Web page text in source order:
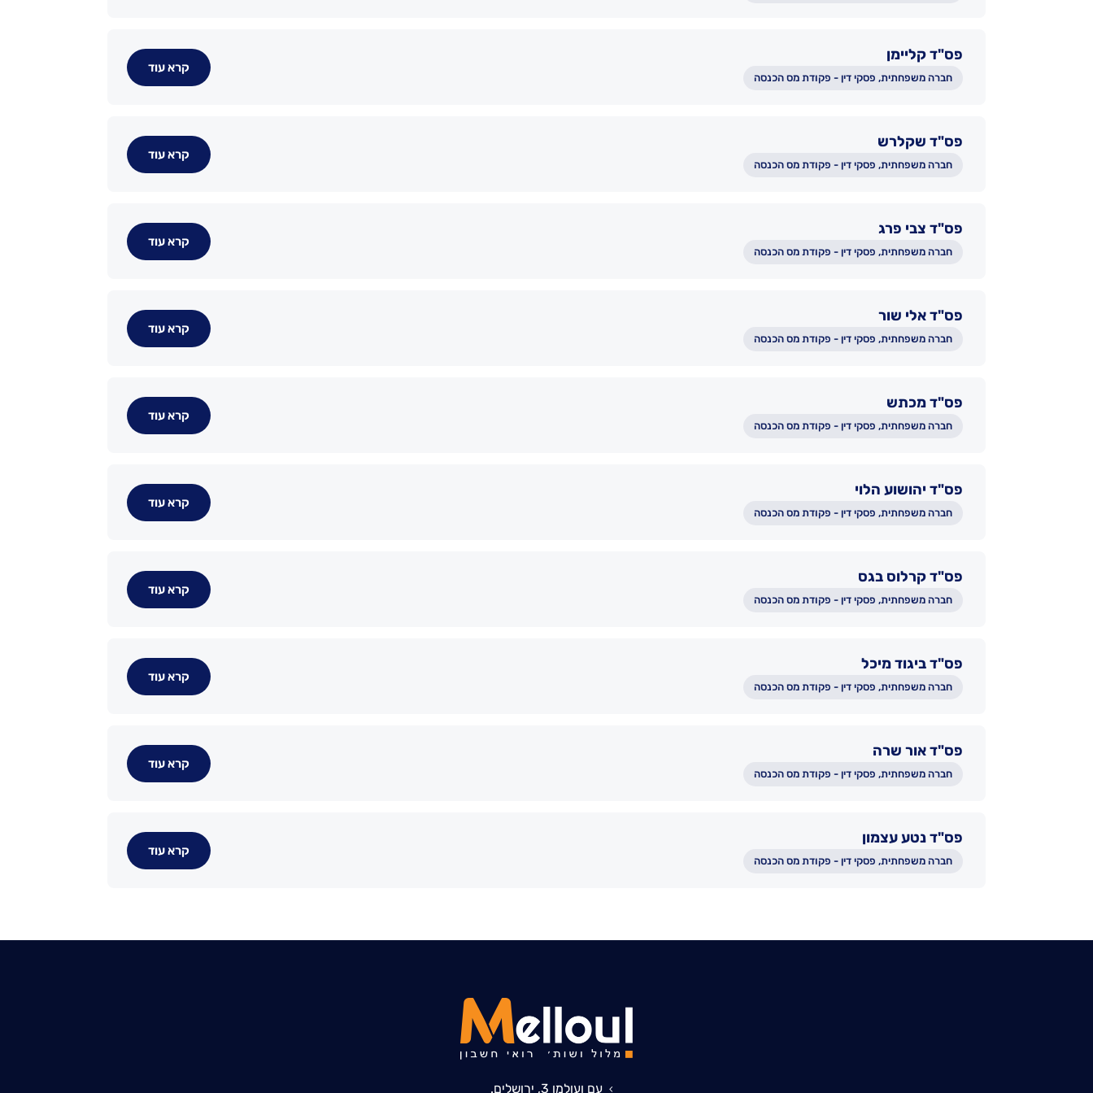
פס"ד קליימן
חברה משפחתית, פסקי דין - פקודת מס הכנסה
קרא עוד
פס"ד שקלרש
חברה משפחתית, פסקי דין - פקודת מס הכנסה
קרא עוד
פס"ד צבי פרג
חברה משפחתית, פסקי דין - פקודת מס הכנסה
קרא עוד
פס"ד אלי שור
חברה משפחתית, פסקי דין - פקודת מס הכנסה
קרא עוד
פס"ד מכתש
חברה משפחתית, פסקי דין - פקודת מס הכנסה
קרא עוד
פס"ד יהושוע הלוי
חברה משפחתית, פסקי דין - פקודת מס הכנסה
קרא עוד
פס"ד קרלוס בגס
חברה משפחתית, פסקי דין - פקודת מס הכנסה
קרא עוד
פס"ד ביגוד מיכל
חברה משפחתית, פסקי דין - פקודת מס הכנסה
קרא עוד
פס"ד אור שרה
חברה משפחתית, פסקי דין - פקודת מס הכנסה
קרא עוד
פס"ד נטע עצמון
חברה משפחתית, פסקי דין - פקודת מס הכנסה
קרא עוד
עם ועולמו 3, ירושלים.